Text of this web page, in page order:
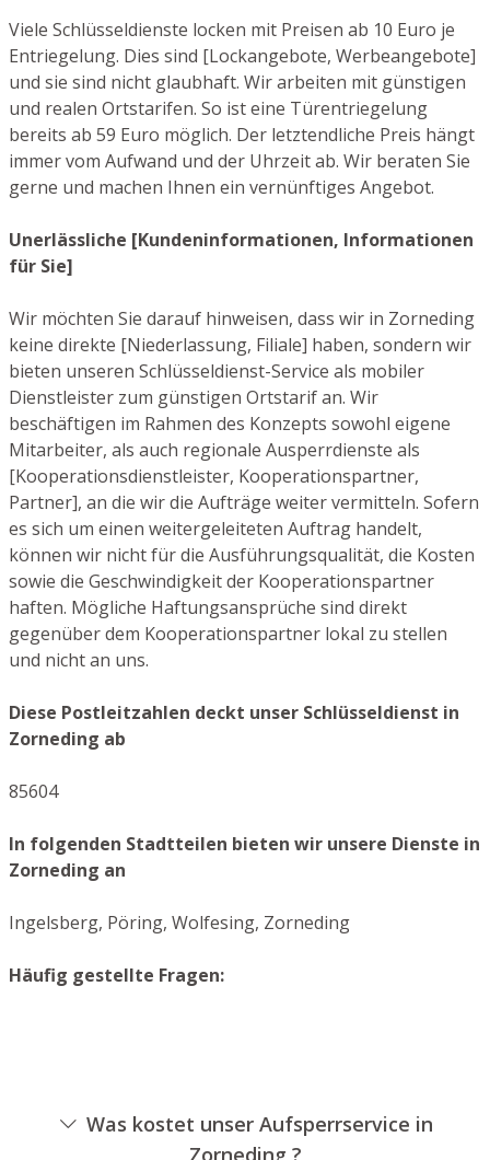
Viele Schlüsseldienste locken mit Preisen ab 10 Euro je
Entriegelung. Dies sind [Lockangebote, Werbeangebote]
und sie sind nicht glaubhaft. Wir arbeiten mit günstigen
und realen Ortstarifen. So ist eine Türentriegelung
bereits ab 59 Euro möglich. Der letztendliche Preis hängt
immer vom Aufwand und der Uhrzeit ab. Wir beraten Sie
gerne und machen Ihnen ein vernünftiges Angebot.
Unerlässliche [Kundeninformationen, Informationen
für Sie]
Wir möchten Sie darauf hinweisen, dass wir in Zorneding
keine direkte [Niederlassung, Filiale] haben, sondern wir
bieten unseren Schlüsseldienst-Service als mobiler
Dienstleister zum günstigen Ortstarif an. Wir
beschäftigen im Rahmen des Konzepts sowohl eigene
Mitarbeiter, als auch regionale Ausperrdienste als
[Kooperationsdienstleister, Kooperationspartner,
Partner], an die wir die Aufträge weiter vermitteln. Sofern
es sich um einen weitergeleiteten Auftrag handelt,
können wir nicht für die Ausführungsqualität, die Kosten
sowie die Geschwindigkeit der Kooperationspartner
haften. Mögliche Haftungsansprüche sind direkt
gegenüber dem Kooperationspartner lokal zu stellen
und nicht an uns.
Diese Postleitzahlen deckt unser Schlüsseldienst in
Zorneding ab
85604
In folgenden Stadtteilen bieten wir unsere Dienste in
Zorneding an
Ingelsberg, Pöring, Wolfesing, Zorneding
Häufig gestellte Fragen:
Was kostet unser Aufsperrservice in
Zorneding ?